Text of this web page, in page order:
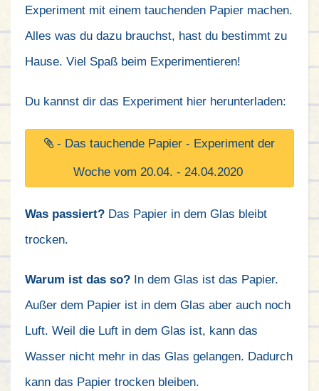
Experiment mit einem tauchenden Papier machen.
Alles was du dazu brauchst, hast du bestimmt zu
Hause. Viel Spaß beim Experimentieren!
Du kannst dir das Experiment hier herunterladen:
- Das tauchende Papier - Experiment der
Woche vom 20.04. - 24.04.2020
Was passiert? Das Papier in dem Glas bleibt
trocken.
Warum ist das so? In dem Glas ist das Papier.
Außer dem Papier ist in dem Glas aber auch noch
Luft. Weil die Luft in dem Glas ist, kann das
Wasser nicht mehr in das Glas gelangen. Dadurch
kann das Papier trocken bleiben.